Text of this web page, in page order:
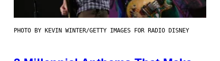
PHOTO BY KEVIN WINTER/GETTY IMAGES FOR RADIO DISNEY